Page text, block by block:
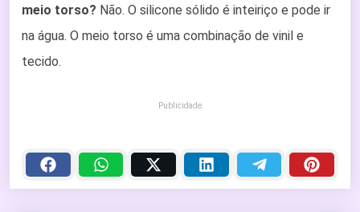
meio torso? Não. O silicone sólido é inteiriço e pode ir
na água. O meio torso é uma combinação de vinil e
tecido.
Publicidade